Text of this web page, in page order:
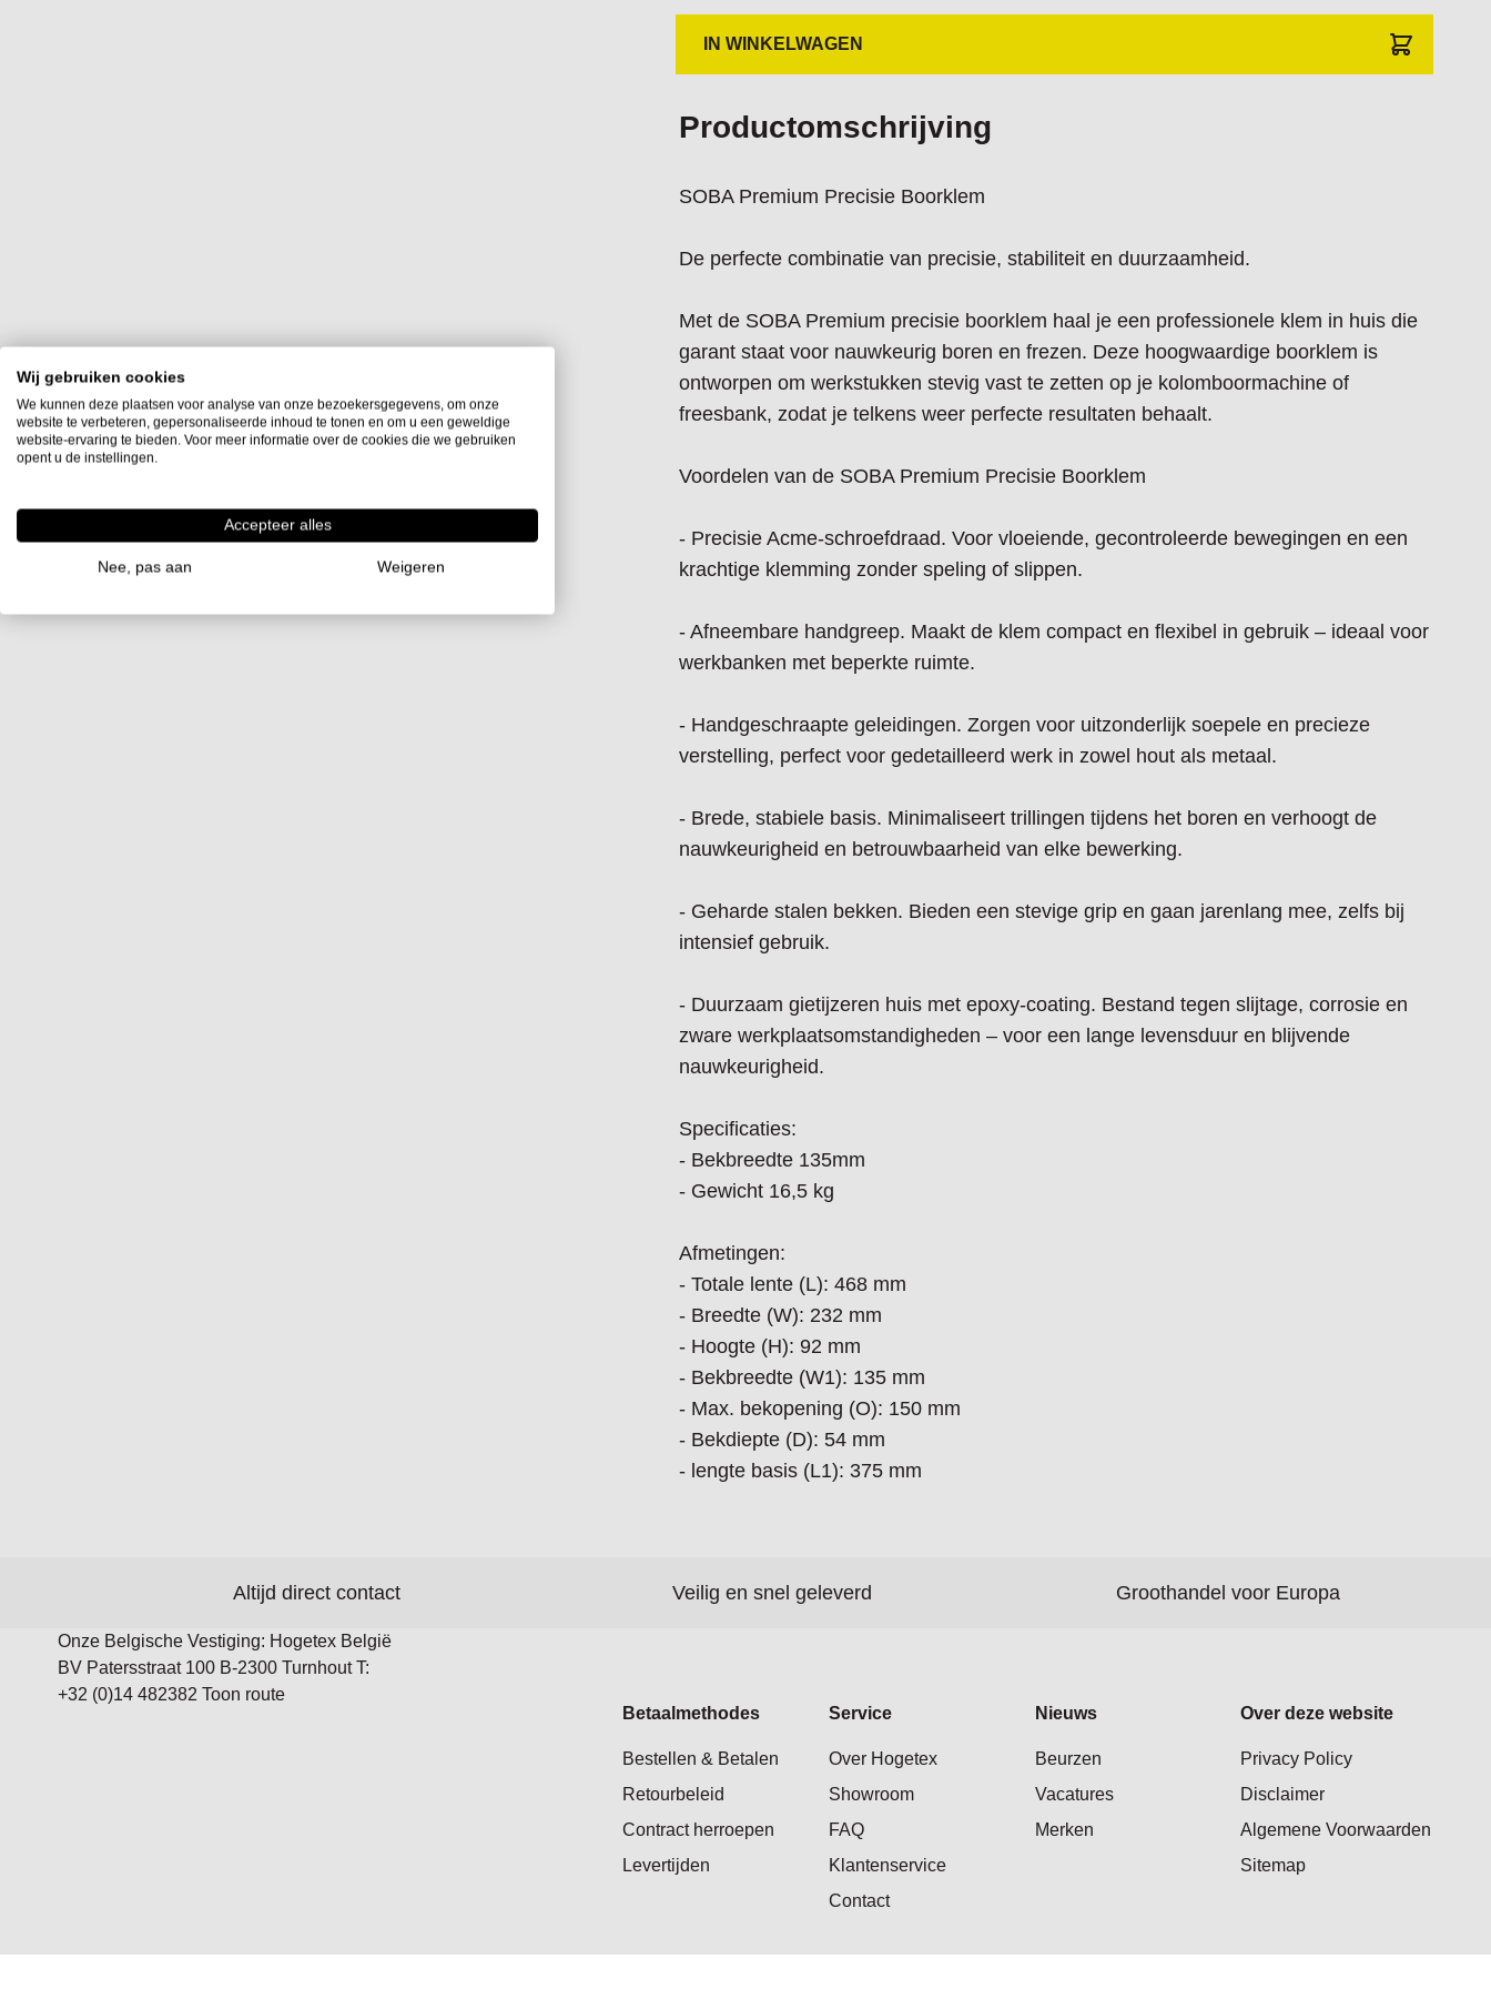
verstelling, perfect voor gedetailleerd werk in zowel hout als metaal.
nauwkeurigheid en betrouwbaarheid van elke bewerking.
intensief gebruik.
- Duurzaam gietijzeren huis met epoxy-coating. Bestand tegen slijtage, corrosie en
nauwkeurigheid.
Specificaties:
- Bekbreedte 135mm
- Totale lente (L): 468 mm
- Breedte (W): 232 mm
- Bekbreedte (W1): 135 mm
- Max. bekopening (O): 150 mm
- lengte basis (L1): 375 mm
IN WINKELWAGEN
Productomschrijving
SOBA Premium Precisie Boorklem
De perfecte combinatie van precisie, stabiliteit en duurzaamheid.
Met de SOBA Premium precisie boorklem haal je een professionele klem in huis die
garant staat voor nauwkeurig boren en frezen. Deze hoogwaardige boorklem is
ontworpen om werkstukken stevig vast te zetten op je kolomboormachine of
freesbank, zodat je telkens weer perfecte resultaten behaalt.
Voordelen van de SOBA Premium Precisie Boorklem
- Precisie Acme-schroefdraad. Voor vloeiende, gecontroleerde bewegingen en een
krachtige klemming zonder speling of slippen.
- Afneembare handgreep. Maakt de klem compact en flexibel in gebruik – ideaal voor
werkbanken met beperkte ruimte.
- Handgeschraapte geleidingen. Zorgen voor uitzonderlijk soepele en precieze
verstelling, perfect voor gedetailleerd werk in zowel hout als metaal.
- Brede, stabiele basis. Minimaliseert trillingen tijdens het boren en verhoogt de
nauwkeurigheid en betrouwbaarheid van elke bewerking.
- Geharde stalen bekken. Bieden een stevige grip en gaan jarenlang mee, zelfs bij
intensief gebruik.
- Duurzaam gietijzeren huis met epoxy-coating. Bestand tegen slijtage, corrosie en
zware werkplaatsomstandigheden – voor een lange levensduur en blijvende
nauwkeurigheid.
Specificaties:
- Bekbreedte 135mm
- Gewicht 16,5 kg
Afmetingen:
- Totale lente (L): 468 mm
- Breedte (W): 232 mm
- Hoogte (H): 92 mm
- Bekbreedte (W1): 135 mm
- Max. bekopening (O): 150 mm
- Bekdiepte (D): 54 mm
- lengte basis (L1): 375 mm
Altijd direct contact Veilig en snel geleverd Groothandel voor Europa
Onze Belgische Vestiging: Hogetex België
BV Patersstraat 100 B-2300 Turnhout T:
+32 (0)14 482382 Toon route
Betaalmethodes
Bestellen & Betalen
Retourbeleid
Contract herroepen
Levertijden
Service
Over Hogetex
Showroom
FAQ
Klantenservice
Contact
Nieuws
Beurzen
Vacatures
Merken
Over deze website
Privacy Policy
Disclaimer
Algemene Voorwaarden
Sitemap
Wij gebruiken cookies
We kunnen deze plaatsen voor analyse van onze bezoekersgegevens, om onze
website te verbeteren, gepersonaliseerde inhoud te tonen en om u een geweldige
website-ervaring te bieden. Voor meer informatie over de cookies die we gebruiken
opent u de instellingen.
Accepteer alles
Nee, pas aan Weigeren